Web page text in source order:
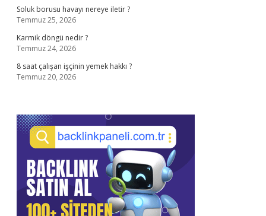
Soluk borusu havayı nereye iletir ?
Temmuz 25, 2026
Karmik döngü nedir ?
Temmuz 24, 2026
8 saat çalışan işçinin yemek hakkı ?
Temmuz 20, 2026